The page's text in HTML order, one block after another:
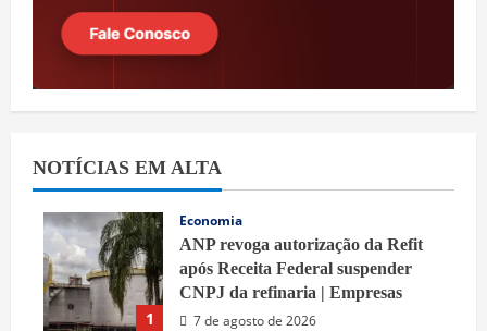
NOTÍCIAS EM ALTA
1
Economia
ANP revoga autorização da Refit
após Receita Federal suspender
CNPJ da refinaria | Empresas
7 de agosto de 2026